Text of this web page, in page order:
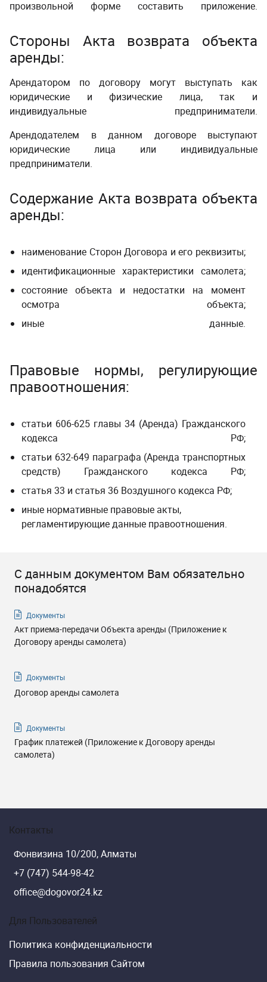
произвольной форме составить приложение.
Стороны Акта возврата объекта
аренды:
Арендатором по договору могут выступать как
юридические и физические лица, так и
индивидуальные предприниматели.
Арендодателем в данном договоре выступают
юридические лица или индивидуальные
предприниматели.
Содержание Акта возврата объекта
аренды:
наименование Сторон Договора и его реквизиты;
идентификационные характеристики самолета;
состояние объекта и недостатки на момент
осмотра объекта;
иные данные.
Правовые нормы, регулирующие
правоотношения:
статьи 606-625 главы 34 (Аренда) Гражданского
кодекса РФ;
статьи 632-649 параграфа (Аренда транспортных
средств) Гражданского кодекса РФ;
статья 33 и статья 36 Воздушного кодекса РФ;
иные нормативные правовые акты,
регламентирующие данные правоотношения.
С данным документом Вам обязательно
понадобятся
Документы
Акт приема-передачи Объекта аренды (Приложение к
Договору аренды самолета)
Документы
Договор аренды самолета
Документы
График платежей (Приложение к Договору аренды
самолета)
Контакты
Фонвизина 10/200, Алматы
+7 (747) 544-98-42
office@dogovor24.kz
Для Пользователей
Политика конфиденциальности
Правила пользования Сайтом